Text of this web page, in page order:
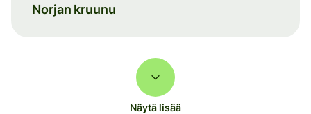
Norjan kruunu
Näytä lisää